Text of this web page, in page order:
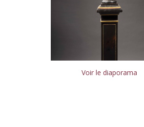
Voir le diaporama